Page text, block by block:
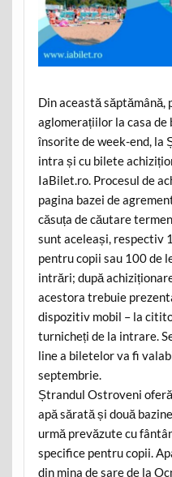
Din această săptămână,
aglomerațiilor la casa de
însorite de week-end, la
intra și cu bilete
IaBilet.ro. Procesul de
pagina bazei de
căsuța de căutare
sunt aceleași, respectiv
pentru copii sau 100 de
intrări; după
acestora trebuie
dispozitiv mobil – la
turnicheți de la intrare.
line a biletelor va fi
septembrie.
Ștrandul Ostroveni
apă sărată și două
urmă prevăzute cu
specifice pentru copii.
din mina de sare de la